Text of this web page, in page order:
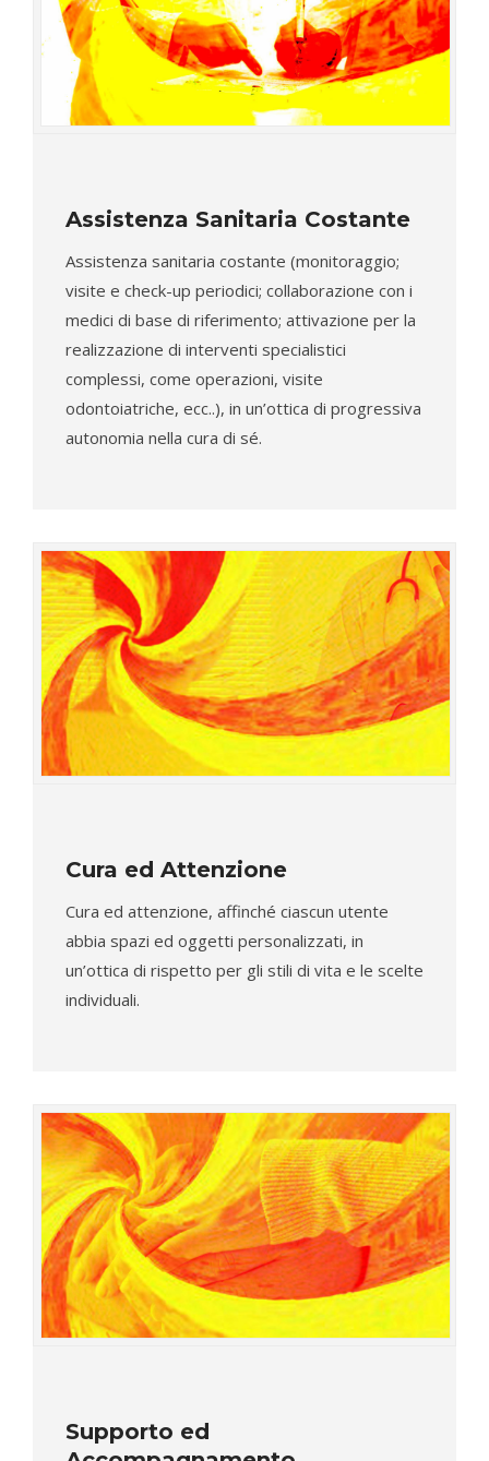
Assistenza Sanitaria Costante
Assistenza sanitaria costante (monitoraggio;
visite e check-up periodici; collaborazione con i
medici di base di riferimento; attivazione per la
realizzazione di interventi specialistici
complessi, come operazioni, visite
odontoiatriche, ecc..), in un’ottica di progressiva
autonomia nella cura di sé.
Cura ed Attenzione
Cura ed attenzione, affinché ciascun utente
abbia spazi ed oggetti personalizzati, in
un’ottica di rispetto per gli stili di vita e le scelte
individuali.
Supporto ed